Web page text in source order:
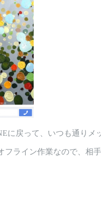
に戻って、いつも通りメ
フライン作業なので、相